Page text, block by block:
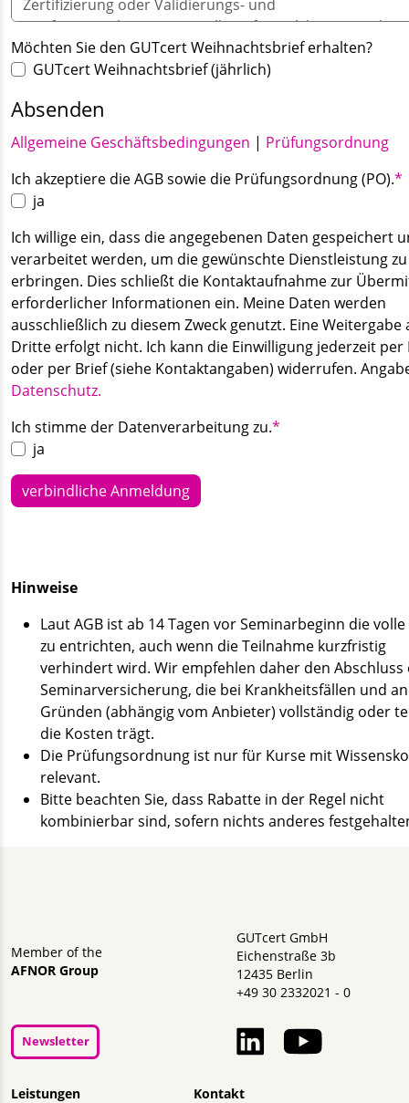
Möchten Sie den GUTcert Weihnachtsbrief erhalten?
GUTcert Weihnachtsbrief (jährlich)
Absenden
Allgemeine Geschäftsbedingungen | Prüfungsordnung
Pflichtfeld
Ich akzeptiere die AGB sowie die Prüfungsordnung (PO).*
ja
Ich willige ein, dass die angegebenen Daten gespeichert
verarbeitet werden, um die gewünschte Dienstleistung zu
erbringen. Dies schließt die Kontaktaufnahme zur
erforderlicher Informationen ein. Meine Daten werden
ausschließlich zu diesem Zweck genutzt. Eine Weitergabe
Dritte erfolgt nicht. Ich kann die Einwilligung jederzeit per
oder per Brief (siehe Kontaktangaben) widerrufen.
Datenschutz.
Pflichtfeld
Ich stimme der Datenverarbeitung zu.*
ja
verbindliche Anmeldung
Hinweise
Laut AGB ist ab 14 Tagen vor Seminarbeginn die
zu entrichten, auch wenn die Teilnahme kurzfristig
verhindert wird. Wir empfehlen daher den Abschluss
Seminarversicherung, die bei Krankheitsfällen und
Gründen (abhängig vom Anbieter) vollständig oder
die Kosten trägt.
Die Prüfungsordnung ist nur für Kurse mit
relevant.
Bitte beachten Sie, dass Rabatte in der Regel nicht
kombinierbar sind, sofern nichts anderes
Member of the
AFNOR Group
GUTcert GmbH
Eichenstraße 3b
12435 Berlin
+49 30 2332021 - 0
Navigation überspringen
Leistungen Kontakt
Newsletter